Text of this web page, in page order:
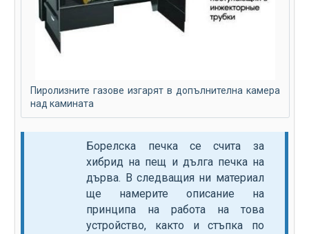
Пиролизните газове изгарят в допълнителна камера
над камината
Борелска печка се счита за
хибрид на пещ и дълга печка на
дърва. В следващия ни материал
ще намерите описание на
принципа на работа на това
устройство, както и стъпка по